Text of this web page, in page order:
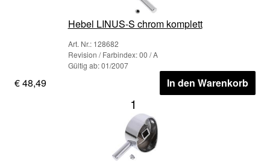
Hebel LINUS-S chrom komplett
Art. Nr.: 128682
Revision / Farbindex: 00 / A
Gültig ab: 01/2007
€ 48,49 In den Warenkorb
1